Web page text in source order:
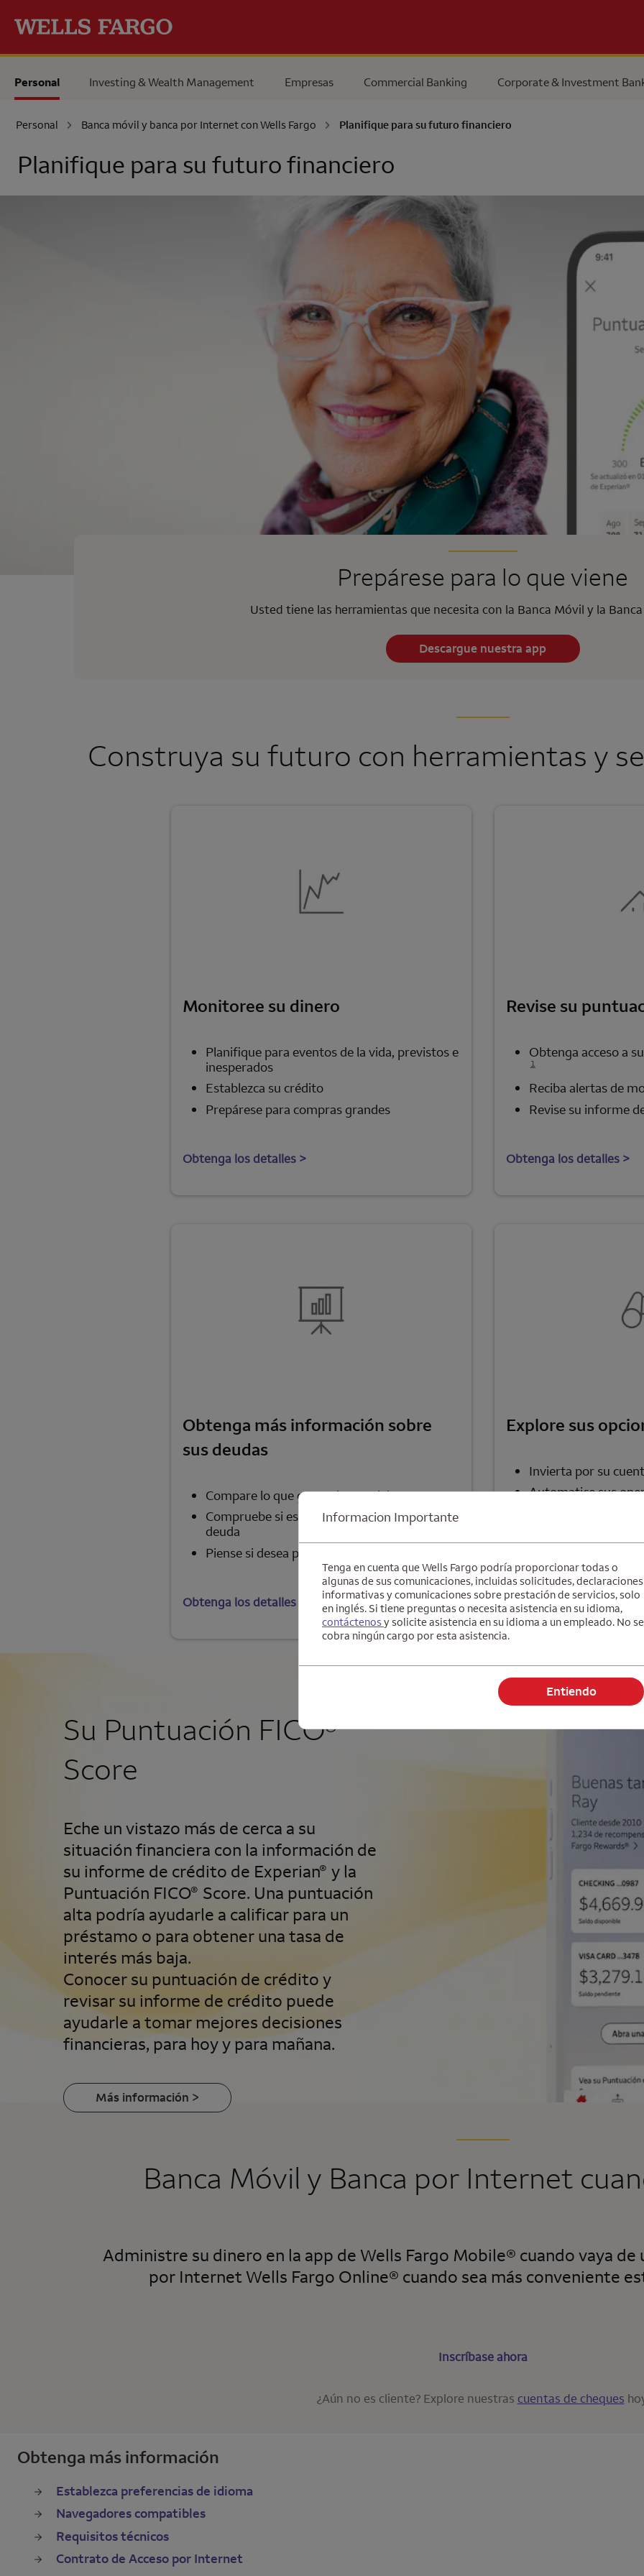
Personal Investing & Wealth Management Empresas Commercial Banking Corporate & Investment
Personal Banca móvil y banca por Internet conWells Fargo Planifique para su futuro financiero
Planifique para su futuro financiero
Prepárese para lo que viene
Usted tiene las herramientas que necesita con la Banca Móvil y la
Descargue nuestra app
Construya su futuro con herramientas y
Monitoree su dinero
Planifique para eventos de la vida, previstos e
inesperados
Establezca su crédito
Prepárese para compras grandes
Obtenga los detalles >
Revise su
Obtenga acceso a
1
Reciba alertas de
Revise su informe
Obtenga los detalles >
Obtenga más información sobre
sus deudas
Compare lo que gana y lo que debe
Compruebe si está cómodo con su nivel de
deuda
Piense si desea pedir un préstamo
Obtenga los detalles >
Explore sus
Invierta por su
Automatice sus
Se abre una modalidad para nota al pie
Trabaje con un
Obtenga los detalles (en
Su Puntuación FICO®
Score
Eche un vistazo más de cerca a su
situación financiera con la información de
su informe de crédito de Experian® y la
Puntuación FICO® Score. Una puntuación
alta podría ayudarle a calificar para un
préstamo o para obtener una tasa de
interés más baja.
Conocer su puntuación de crédito y
revisar su informe de crédito puede
ayudarle a tomar mejores decisiones
financieras, para hoy y para mañana.
Más información >
Banca Móvil y Banca por Internet
Administre su dinero en la app deWells Fargo Mobile® cuando vaya de
por Internet Wells Fargo Online® cuando sea más conveniente
Inscríbase ahora
¿Aún no es cliente? Explore nuestras cuentas de cheques
Obtenga más información
Establezca preferencias de idioma
Navegadores compatibles
Requisitos técnicos
Contrato de Acceso por Internet
Informacion Importante
Tenga en cuenta que Wells Fargo podría proporcionar todas o
algunas de sus comunicaciones, incluidas solicitudes, declaraciones
informativas y comunicaciones sobre prestación de servicios, solo
en inglés. Si tiene preguntas o necesita asistencia en su idioma,
contáctenosy solicite asistencia en su idioma a un empleado. No se
cobra ningún cargo por esta asistencia.
Entiendo